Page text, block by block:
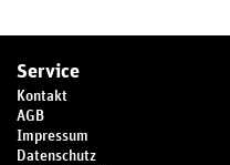
Service
Kontakt
AGB
Impressum
Datenschutz